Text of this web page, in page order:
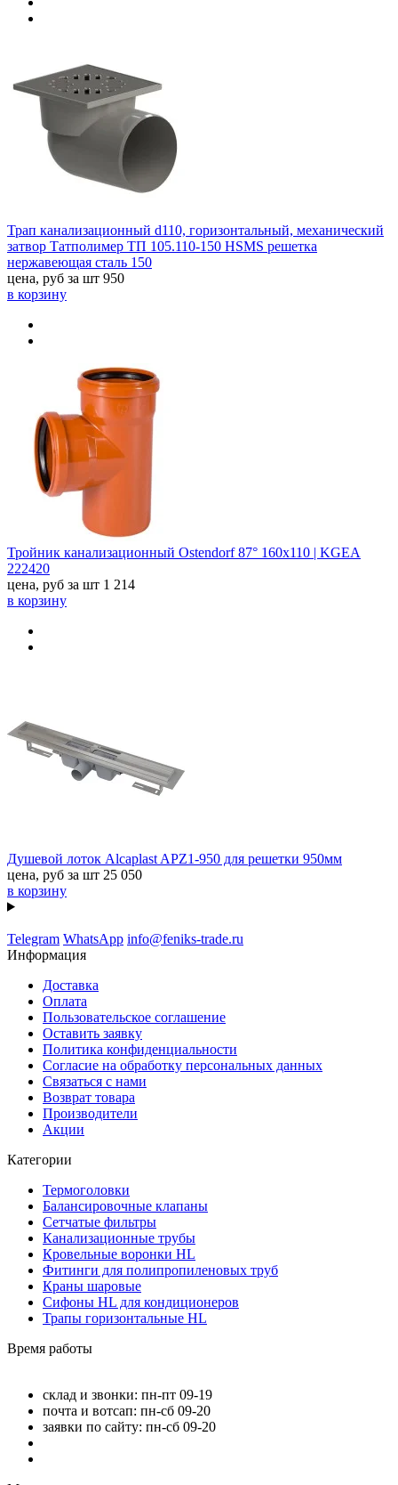
Трап канализационный d110, горизонтальный, механический
затвор Татполимер ТП 105.110-150 НSMS решетка
нержавеющая сталь 150
цена, руб за шт 950
в корзину
Тройник канализационный Ostendorf 87° 160х110 | KGEA
222420
цена, руб за шт 1 214
в корзину
Душевой лоток Alcaplast APZ1-950 для решетки 950мм
цена, руб за шт 25 050
в корзину
Telegram WhatsApp info@feniks-trade.ru
Информация
Доставка
Оплата
Пользовательское соглашение
Оставить заявку
Политика конфиденциальности
Согласие на обработку персональных данных
Связаться с нами
Возврат товара
Производители
Акции
Категории
Термоголовки
Балансировочные клапаны
Сетчатые фильтры
Канализационные трубы
Кровельные воронки HL
Фитинги для полипропиленовых труб
Краны шаровые
Сифоны HL для кондиционеров
Трапы горизонтальные HL
Время работы
склад и звонки: пн-пт 09-19
почта и вотсап: пн-сб 09-20
заявки по сайту: пн-сб 09-20